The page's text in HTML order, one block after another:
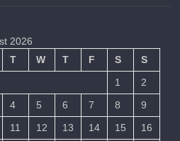
2026
T W T F S
S
1
2
4 5 6 7 8
9
11 12 13 14 15 16